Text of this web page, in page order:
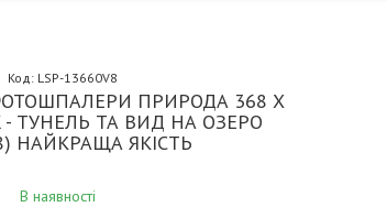
ПРИРОДА 368 X
ТУНЕЛЬ ТА ВИД НА ОЗЕРО
НАЙКРАЩА ЯКІСТЬ
В наявності
Код: LSP-13660V8